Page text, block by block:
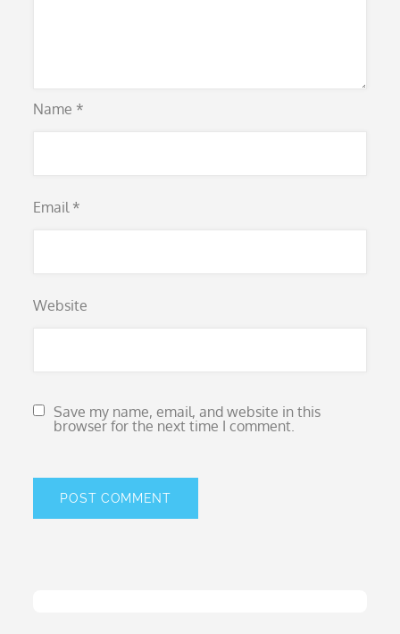
Name *
Email *
Website
Save my name, email, and website in this
browser for the next time I comment.